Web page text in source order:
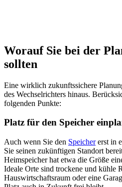
Worauf Sie bei der
sollten
Eine wirklich zukunftssichere
des Wechselrichters hinaus.
folgenden Punkte:
Platz für den Speicher
Auch wenn Sie den Speichererst in
Sie seinen zukünftigen Standort
Heimspeicher hat etwa die Größe
Ideale Orte sind trockene und kühle
Hauswirtschaftsraum oder eine